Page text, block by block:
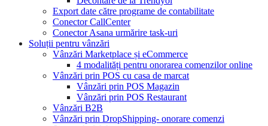
Export date către programe de contabilitate
Conector CallCenter
Conector Asana urmărire task-uri
Soluții pentru vânzări
Vânzări Marketplace și eCommerce
4 modalități pentru onorarea comenzilor online
Vânzări prin POS cu casa de marcat
Vânzări prin POS Magazin
Vânzări prin POS Restaurant
Vânzări B2B
Vânzări prin DropShipping- onorare comenzi